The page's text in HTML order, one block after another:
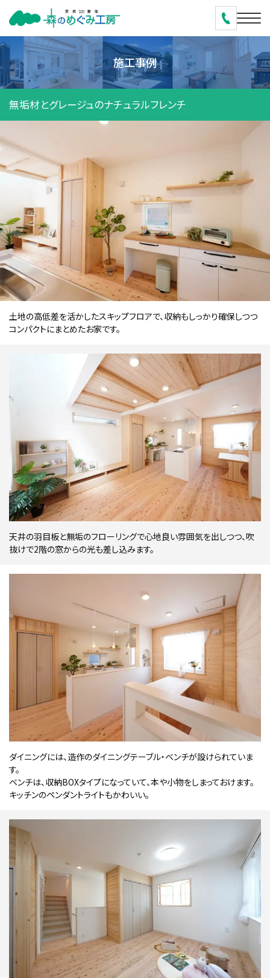
施工事例
無垢材とグレージュのナチュラルフレンチ
土地の高低差を活かしたスキップフロアで、収納もしっかり確保しつつ
コンパクトにまとめたお家です。
天井の羽目板と無垢のフローリングで心地良い雰囲気を出しつつ、吹
抜けで2階の窓からの光も差し込みます。
ダイニングには、造作のダイニングテーブル・ベンチが設けられていま
す。
ベンチは、収納BOXタイプになっていて、本や小物をしまっておけます。
キッチンのペンダントライトもかわいい。